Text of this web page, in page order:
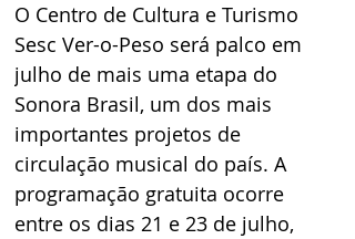
O Centro de Cultura e Turismo
Sesc Ver-o-Peso será palco em
julho de mais uma etapa do
Sonora Brasil, um dos mais
importantes projetos de
circulação musical do país. A
programação gratuita ocorre
entre os dias 21 e 23 de julho,